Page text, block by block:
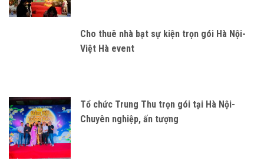
Cho thuê nhà bạt sự kiện trọn gói Hà Nội-
Việt Hà event
Tổ chức Trung Thu trọn gói tại Hà Nội-
Chuyên nghiệp, ấn tượng